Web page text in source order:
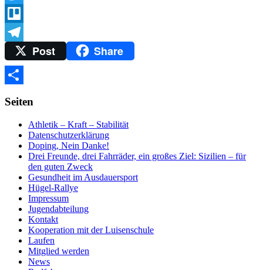
Twitter
Trello
TelegramPost Share
Seiten
Athletik – Kraft – Stabilität
Datenschutzerklärung
Doping, Nein Danke!
Drei Freunde, drei Fahrräder, ein großes Ziel: Sizilien – für
den guten Zweck
Gesundheit im Ausdauersport
Hügel-Rallye
Impressum
Jugendabteilung
Kontakt
Kooperation mit der Luisenschule
Laufen
Mitglied werden
News